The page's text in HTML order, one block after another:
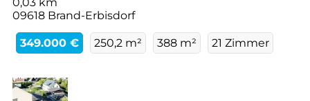
0,03 km
09618 Brand-Erbisdorf
349.000 € 250,2 m² 388 m² 21 Zimmer